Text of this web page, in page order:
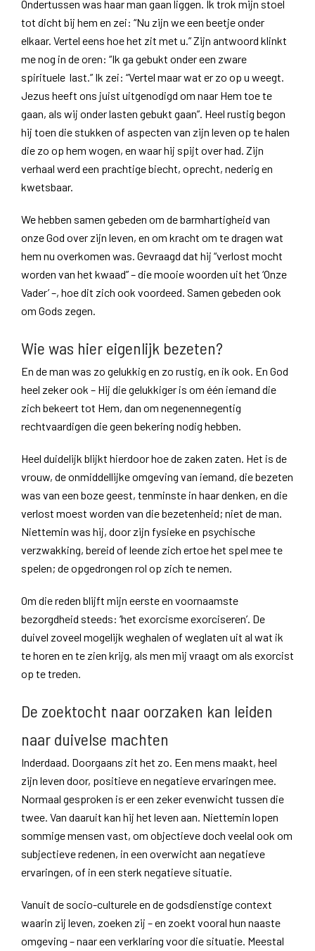
Ondertussen was haar man gaan liggen. Ik trok mijn stoel
tot dicht bij hem en zei: “Nu zijn we een beetje onder
elkaar. Vertel eens hoe het zit met u.” Zijn antwoord klinkt
me nog in de oren: “Ik ga gebukt onder een zware
spirituele last.” Ik zei: “Vertel maar wat er zo op u weegt.
Jezus heeft ons juist uitgenodigd om naar Hem toe te
gaan, als wij onder lasten gebukt gaan”. Heel rustig begon
hij toen die stukken of aspecten van zijn leven op te halen
die zo op hem wogen, en waar hij spijt over had. Zijn
verhaal werd een prachtige biecht, oprecht, nederig en
kwetsbaar.
We hebben samen gebeden om de barmhartigheid van
onze God over zijn leven, en om kracht om te dragen wat
hem nu overkomen was. Gevraagd dat hij “verlost mocht
worden van het kwaad” – die mooie woorden uit het ‘Onze
Vader’ –, hoe dit zich ook voordeed. Samen gebeden ook
om Gods zegen.
Wie was hier eigenlijk bezeten?
En de man was zo gelukkig en zo rustig, en ik ook. En God
heel zeker ook – Hij die gelukkiger is om één iemand die
zich bekeert tot Hem, dan om negenennegentig
rechtvaardigen die geen bekering nodig hebben.
Heel duidelijk blijkt hierdoor hoe de zaken zaten. Het is de
vrouw, de onmiddellijke omgeving van iemand, die bezeten
was van een boze geest, tenminste in haar denken, en die
verlost moest worden van die bezetenheid; niet de man.
Niettemin was hij, door zijn fysieke en psychische
verzwakking, bereid of leende zich ertoe het spel mee te
spelen; de opgedrongen rol op zich te nemen.
Om die reden blijft mijn eerste en voornaamste
bezorgdheid steeds: ‘het exorcisme exorciseren’. De
duivel zoveel mogelijk weghalen of weglaten uit al wat ik
te horen en te zien krijg, als men mij vraagt om als exorcist
op te treden.
De zoektocht naar oorzaken kan leiden
naar duivelse machten
Inderdaad. Doorgaans zit het zo. Een mens maakt, heel
zijn leven door, positieve en negatieve ervaringen mee.
Normaal gesproken is er een zeker evenwicht tussen die
twee. Van daaruit kan hij het leven aan. Niettemin lopen
sommige mensen vast, om objectieve doch veelal ook om
subjectieve redenen, in een overwicht aan negatieve
ervaringen, of in een sterk negatieve situatie.
Vanuit de socio-culturele en de godsdienstige context
waarin zij leven, zoeken zij – en zoekt vooral hun naaste
omgeving – naar een verklaring voor die situatie. Meestal